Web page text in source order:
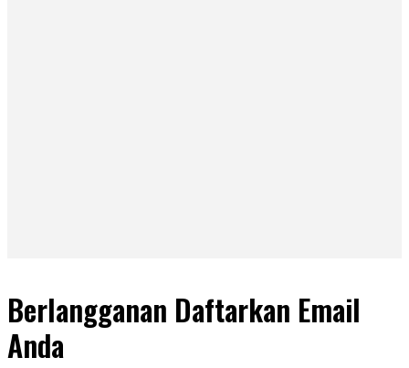
Berlangganan Daftarkan Email
Anda